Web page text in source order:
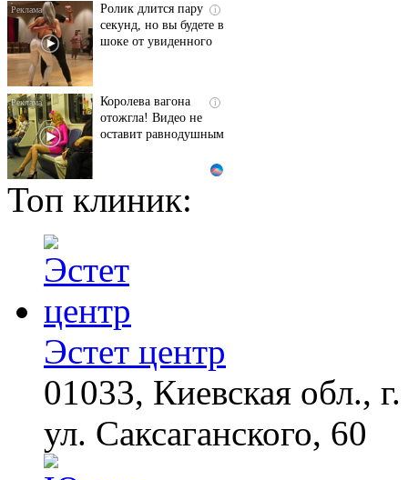
i
Ролик длится пару
секунд, но вы будете в
шоке от увиденного
i
Королева вагона
отожгла! Видео не
оставит равнодушным
Этот танец невесты
оставит вас без слов!
Ржу не переставая, это
не раз
Грибок на ногтях
стирается как
ластиком! Простой
домашний метод
Топ клиник:
Эстет центр
01033, Киевская обл.,
ул. Саксаганского, 60